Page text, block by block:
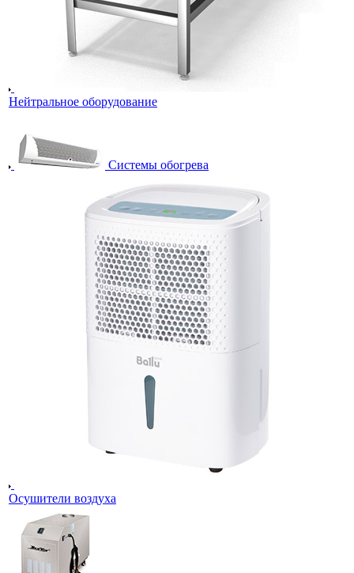
Нейтральное оборудование
Системы обогрева
Осушители воздуха